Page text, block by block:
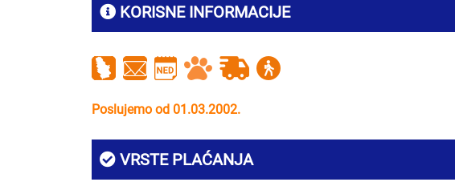
KORISNE INFORMACIJE
Poslujemo od 01.03.2002.
VRSTE PLAĆANJA